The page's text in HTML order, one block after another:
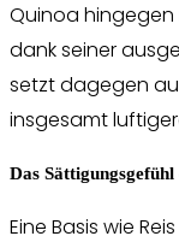
Quinoa
dank seiner
setzt dagegen
insgesamt
Das
Eine Basis wie